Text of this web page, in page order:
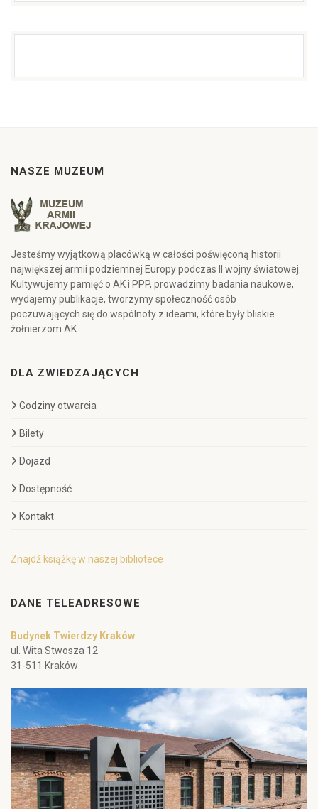
NASZE MUZEUM
Jesteśmy wyjątkową placówką w całości poświęconą historii
największej armii podziemnej Europy podczas II wojny światowej.
Kultywujemy pamięć o AK i PPP, prowadzimy badania naukowe,
wydajemy publikacje, tworzymy społeczność osób
poczuwających się do wspólnoty z ideami, które były bliskie
żołnierzom AK.
DLA ZWIEDZAJĄCYCH
Godziny otwarcia
Bilety
Dojazd
Dostępność
Kontakt
Znajdź książkę w naszej bibliotece
DANE TELEADRESOWE
Budynek Twierdzy Kraków
ul. Wita Stwosza 12
31-511 Kraków